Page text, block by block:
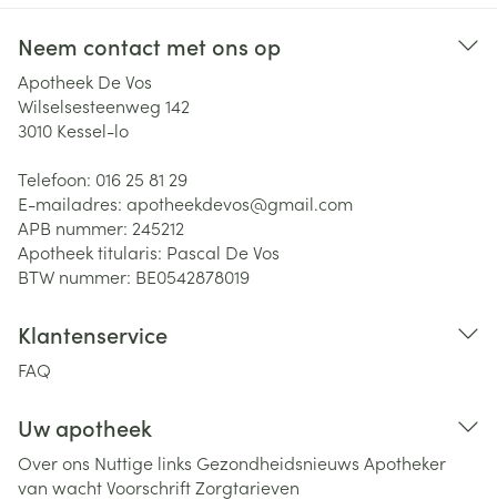
Neem contact met ons op
Apotheek De Vos
Wilselsesteenweg 142
3010 Kessel-lo
Telefoon: 016 25 81 29
E-mailadres: apotheekdevos@gmail.com
APB nummer: 245212
Apotheek titularis: Pascal De Vos
BTW nummer: BE0542878019
Klantenservice
FAQ
Uw apotheek
Over ons Nuttige links Gezondheidsnieuws Apotheker
van wachtVoorschriftZorgtarieven